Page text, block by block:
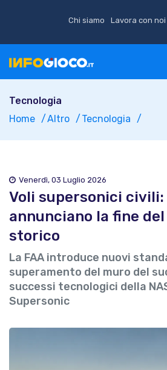
Chi siamo Lavora con noi
Tecnologia
Home
Altro Tecnologia
Venerdì, 03 Luglio 2026
Voli supersonici
annunciano la fine
storico
La FAA introduce nuovi
superamento del muro del
successi tecnologici della
Supersonic